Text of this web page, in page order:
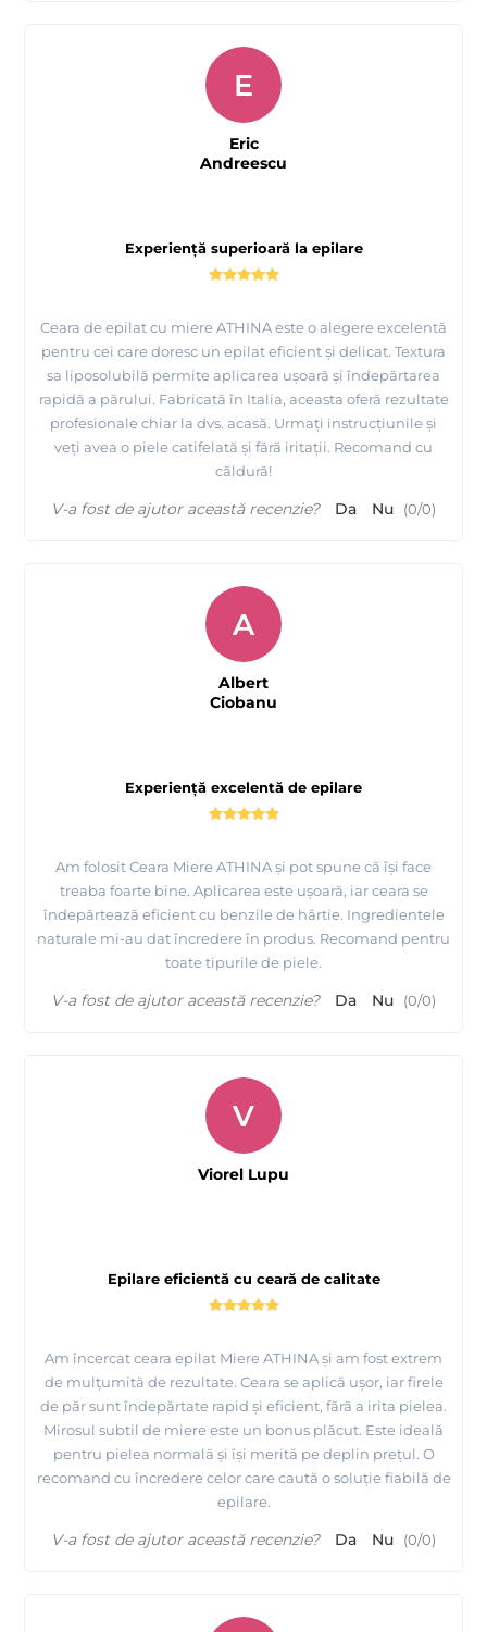
Experiență superioară la epilare
Ceara de epilat cu miere ATHINA este o alegere excelentă
pentru cei care doresc un epilat eficient și delicat. Textura
sa liposolubilă permite aplicarea ușoară și îndepărtarea
rapidă a părului. Fabricată în Italia, aceasta oferă rezultate
profesionale chiar la dvs. acasă. Urmați instrucțiunile și
veți avea o piele catifelată și fără iritații. Recomand cu
căldură!
E
Eric
Andreescu
V-a fost de ajutor această recenzie? Da Nu (0/0)
Experiență excelentă de epilare
Am folosit Ceara Miere ATHINA și pot spune că își face
treaba foarte bine. Aplicarea este ușoară, iar ceara se
îndepărtează eficient cu benzile de hârtie. Ingredientele
naturale mi-au dat încredere în produs. Recomand pentru
toate tipurile de piele.
A
Albert
Ciobanu
V-a fost de ajutor această recenzie? Da Nu (0/0)
Epilare eficientă cu ceară de calitate
Am încercat ceara epilat Miere ATHINA și am fost extrem
de mulțumită de rezultate. Ceara se aplică ușor, iar firele
de păr sunt îndepărtate rapid și eficient, fără a irita pielea.
Mirosul subtil de miere este un bonus plăcut. Este ideală
pentru pielea normală și își merită pe deplin prețul. O
recomand cu încredere celor care caută o soluție fiabilă de
epilare.
V
Viorel Lupu
V-a fost de ajutor această recenzie? Da Nu (0/0)